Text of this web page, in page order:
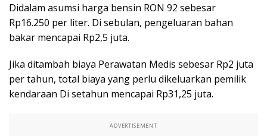
Didalam asumsi harga bensin RON 92 sebesar
Rp16.250 per liter. Di sebulan, pengeluaran bahan
bakar mencapai Rp2,5 juta.
Jika ditambah biaya Perawatan Medis sebesar Rp2 juta
per tahun, total biaya yang perlu dikeluarkan pemilik
kendaraan Di setahun mencapai Rp31,25 juta.
ADVERTISEMENT